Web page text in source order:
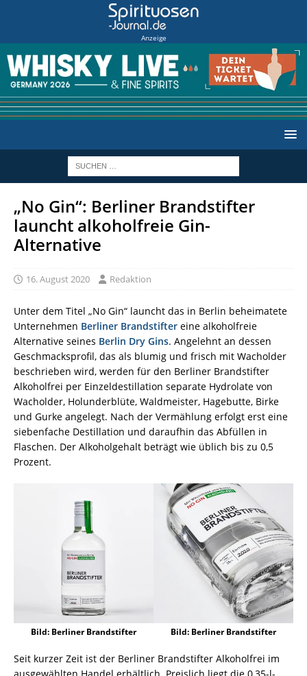
Anzeige
„No Gin“: Berliner Brandstifter
launcht alkoholfreie Gin-
Alternative
16. August 2020 Redaktion
Unter dem Titel „No Gin“ launcht das in Berlin beheimatete
Unternehmen Berliner Brandstifter eine alkoholfreie
Alternative seines Berlin Dry Gins. Angelehnt an dessen
Geschmacksprofil, das als blumig und frisch mit Wacholder
beschrieben wird, werden für den Berliner Brandstifter
Alkoholfrei per Einzeldestillation separate Hydrolate von
Wacholder, Holunderblüte, Waldmeister, Hagebutte, Birke
und Gurke angelegt. Nach der Vermählung erfolgt erst eine
siebenfache Destillation und daraufhin das Abfüllen in
Flaschen. Der Alkoholgehalt beträgt wie üblich bis zu 0,5
Prozent.
Bild: Berliner Brandstifter Bild: Berliner Brandstifter
Seit kurzer Zeit ist der Berliner Brandstifter Alkoholfrei im
ausgewählten Handel erhältlich. Preislich liegt die 0,35-l-